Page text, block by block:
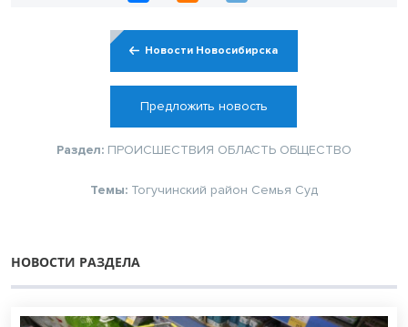
Новости Новосибирска
Предложить новость
Раздел: ПРОИСШЕСТВИЯ ОБЛАСТЬ ОБЩЕСТВО
Темы: Тогучинский район Семья Суд
НОВОСТИ РАЗДЕЛА